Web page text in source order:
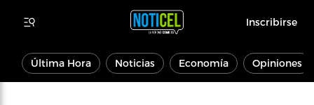
Inscribirse
Última Hora Noticias Economía Opiniones